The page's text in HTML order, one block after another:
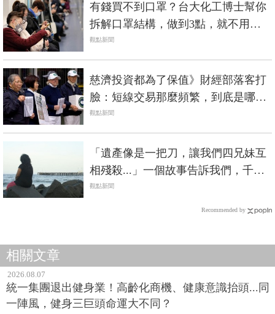
有錢買不到口罩？台大化工博士幫你
拆解口罩結構，做到3點，就不用每
天換！
觀點新聞
慈濟投資都為了保值》財經部落客打
臉：短線交易那麼頻繁，到底是哪裡
穩健？
觀點新聞
「遺產像是一把刀，讓我們四兄妹互
相殘殺...」一個故事告訴我們，千萬
別留錢給孩子
觀點新聞
Recommended by
相關文章
2026.08.07
統一集團退出健身業！高齡化商機、健康意識抬頭...同
一陣風，健身三巨頭命運大不同？